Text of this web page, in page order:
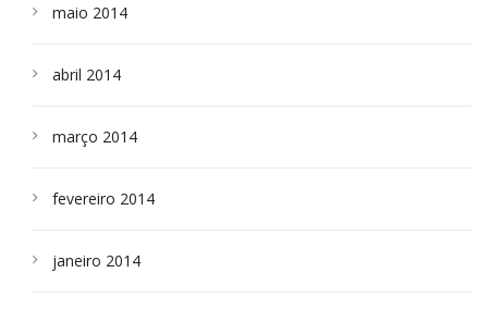
maio 2014
abril 2014
março 2014
fevereiro 2014
janeiro 2014